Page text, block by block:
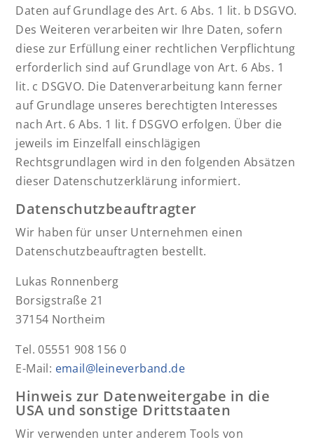
Daten auf Grundlage des Art. 6 Abs. 1 lit. b DSGVO.
Des Weiteren verarbeiten wir Ihre Daten, sofern
diese zur Erfüllung einer rechtlichen Verpflichtung
erforderlich sind auf Grundlage von Art. 6 Abs. 1
lit. c DSGVO. Die Datenverarbeitung kann ferner
auf Grundlage unseres berechtigten Interesses
nach Art. 6 Abs. 1 lit. f DSGVO erfolgen. Über die
jeweils im Einzelfall einschlägigen
Rechtsgrundlagen wird in den folgenden Absätzen
dieser Datenschutzerklärung informiert.
Datenschutz­beauftragter
Wir haben für unser Unternehmen einen
Datenschutzbeauftragten bestellt.
Lukas Ronnenberg
Borsigstraße 21
37154 Northeim
Tel. 05551 908 156 0
E-Mail: email@leineverband.de
Hinweis zur Datenweitergabe in die
USA und sonstige Drittstaaten
Wir verwenden unter anderem Tools von